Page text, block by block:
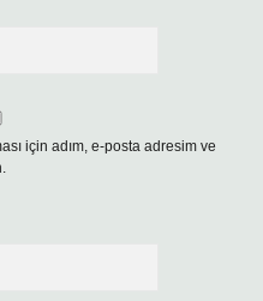
için adım, e-posta adresim ve